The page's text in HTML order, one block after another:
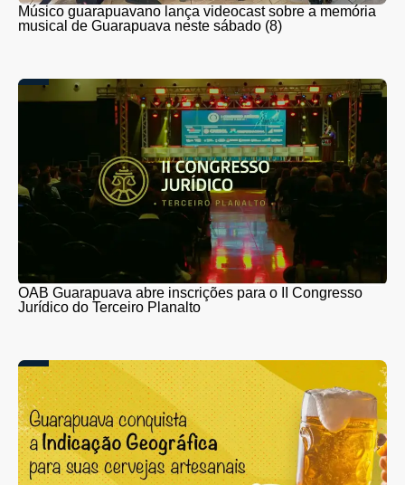
Músico guarapuavano lança videocast sobre a memória
musical de Guarapuava neste sábado (8)
OAB Guarapuava abre inscrições para o II Congresso
Jurídico do Terceiro Planalto